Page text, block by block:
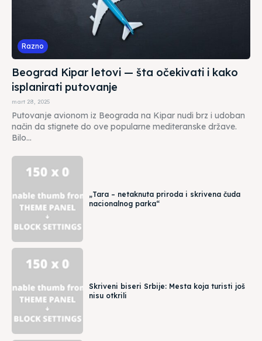
Razno
Beograd Kipar letovi — šta očekivati i kako
isplanirati putovanje
mart 28, 2025
Putovanje avionom iz Beograda na Kipar nudi brz i udoban
način da stignete do ove popularne mediteranske države.
Bilo...
„Tara – netaknuta priroda i skrivena čuda
nacionalnog parka“
Skriveni biseri Srbije: Mesta koja turisti još
nisu otkrili